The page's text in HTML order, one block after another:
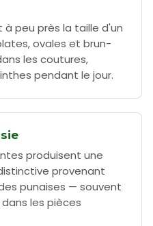
à peu près la taille d'un
ovales et brun-
les coutures,
pendant le jour.
produisent une
provenant
punaises — souvent
les pièces